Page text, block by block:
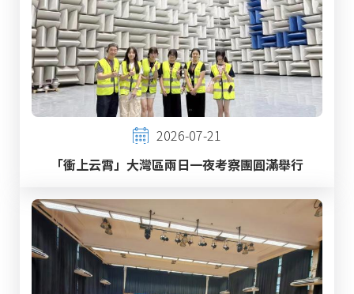
2026-07-21
「衝上云霄」大灣區兩日一夜考察團圓滿舉行